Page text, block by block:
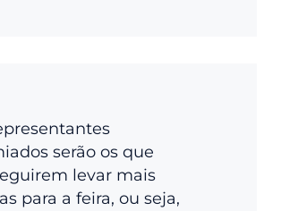
serão os que
levar mais
para a feira, ou seja,